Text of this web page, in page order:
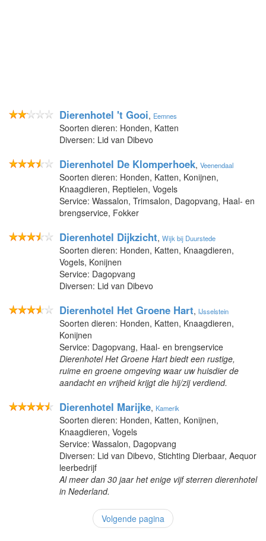
Dierenhotel 't Gooi, Eemnes
Soorten dieren: Honden, Katten
Diversen: Lid van Dibevo
Dierenhotel De Klomperhoek, Veenendaal
Soorten dieren: Honden, Katten, Konijnen,
Knaagdieren, Reptielen, Vogels
Service: Wassalon, Trimsalon, Dagopvang, Haal- en
brengservice, Fokker
Dierenhotel Dijkzicht, Wijk bij Duurstede
Soorten dieren: Honden, Katten, Knaagdieren,
Vogels, Konijnen
Service: Dagopvang
Diversen: Lid van Dibevo
Dierenhotel Het Groene Hart, IJsselstein
Soorten dieren: Honden, Katten, Knaagdieren,
Konijnen
Service: Dagopvang, Haal- en brengservice
Dierenhotel Het Groene Hart biedt een rustige,
ruime en groene omgeving waar uw huisdier de
aandacht en vrijheid krijgt die hij/zij verdiend.
Dierenhotel Marijke, Kamerik
Soorten dieren: Honden, Katten, Konijnen,
Knaagdieren, Vogels
Service: Wassalon, Dagopvang
Diversen: Lid van Dibevo, Stichting Dierbaar, Aequor
leerbedrijf
Al meer dan 30 jaar het enige vijf sterren dierenhotel
in Nederland.
Volgende pagina